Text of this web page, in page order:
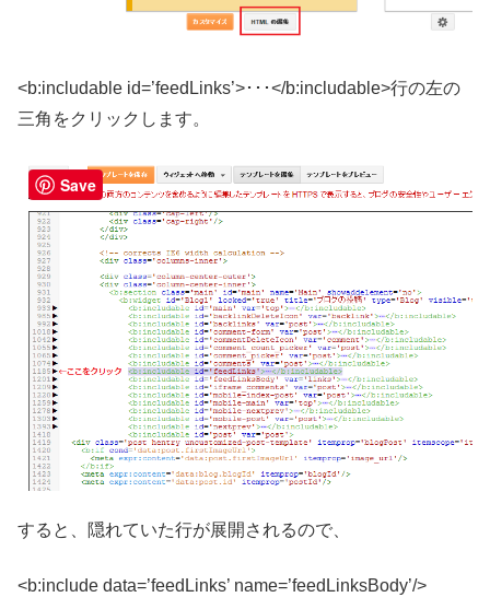
<b:includable id=’feedLinks’>･･･</b:includable>行の左の
三角をクリックします。
すると、隠れていた行が展開されるので、
<b:include data=’feedLinks’ name=’feedLinksBody’/>
Save